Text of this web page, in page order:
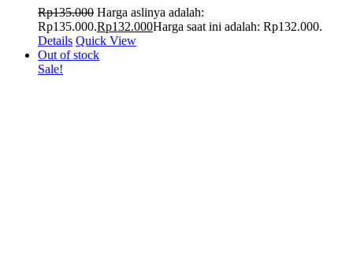
Rp135.000 Harga aslinya adalah:
Rp135.000.Rp132.000Harga saat ini adalah: Rp132.000.
Details Quick View
Out of stock
Sale!